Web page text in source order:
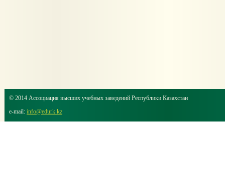
© 2014 Ассоциация высших учебных заведений Республики Казахстан
e-mail: info@edurk.kz